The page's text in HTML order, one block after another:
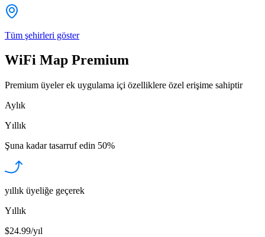
Tüm şehirleri göster
WiFi Map Premium
Premium üyeler ek uygulama içi özelliklere özel erişime sahiptir
Aylık
Yıllık
Şuna kadar tasarruf edin 50%
yıllık üyeliğe geçerek
Yıllık
$24.99/yıl